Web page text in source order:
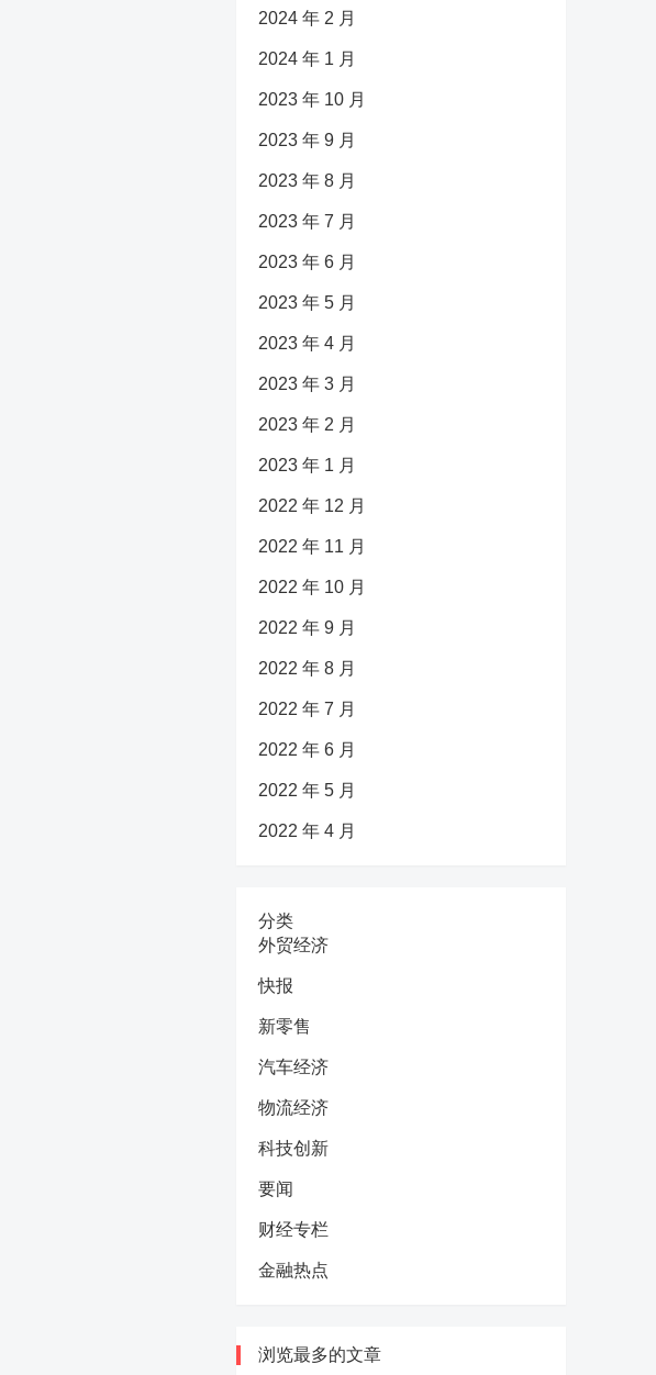
2024 年 2 月
2024 年 1 月
2023 年 10 月
2023 年 9 月
2023 年 8 月
2023 年 7 月
2023 年 6 月
2023 年 5 月
2023 年 4 月
2023 年 3 月
2023 年 2 月
2023 年 1 月
2022 年 12 月
2022 年 11 月
2022 年 10 月
2022 年 9 月
2022 年 8 月
2022 年 7 月
2022 年 6 月
2022 年 5 月
2022 年 4 月
分类
外贸经济
快报
新零售
汽车经济
物流经济
科技创新
要闻
财经专栏
金融热点
浏览最多的文章